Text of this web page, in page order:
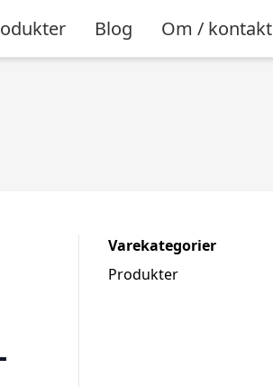
Blog Om / kontakt
Varekategorier
Produkter